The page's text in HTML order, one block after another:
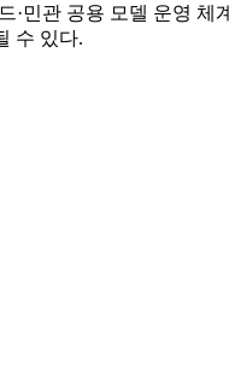
민관 공용 모델 운영
수 있다.